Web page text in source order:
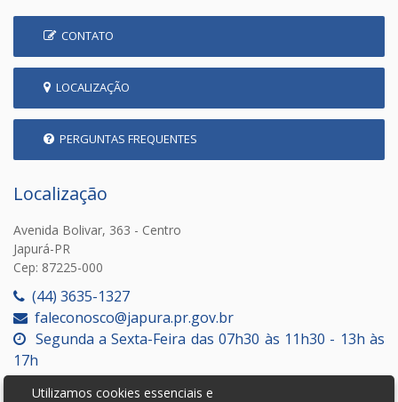
CONTATO
LOCALIZAÇÃO
PERGUNTAS FREQUENTES
Localização
Avenida Bolivar, 363 - Centro
Japurá-PR
Cep: 87225-000
(44) 3635-1327
faleconosco@japura.pr.gov.br
Segunda a Sexta-Feira das 07h30 às 11h30 - 13h às
17h
Utilizamos cookies essenciais e